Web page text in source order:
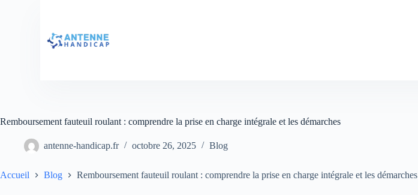
Remboursement fauteuil roulant : comprendre la prise en charge intégrale et les démarches
antenne-handicap.fr octobre 26, 2025 Blog
Accueil Blog Remboursement fauteuil roulant : comprendre la prise en charge intégrale et les démarches